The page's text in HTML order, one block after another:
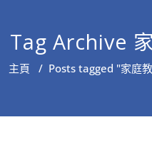
Tag Archive
主頁 / Posts tagged "家庭